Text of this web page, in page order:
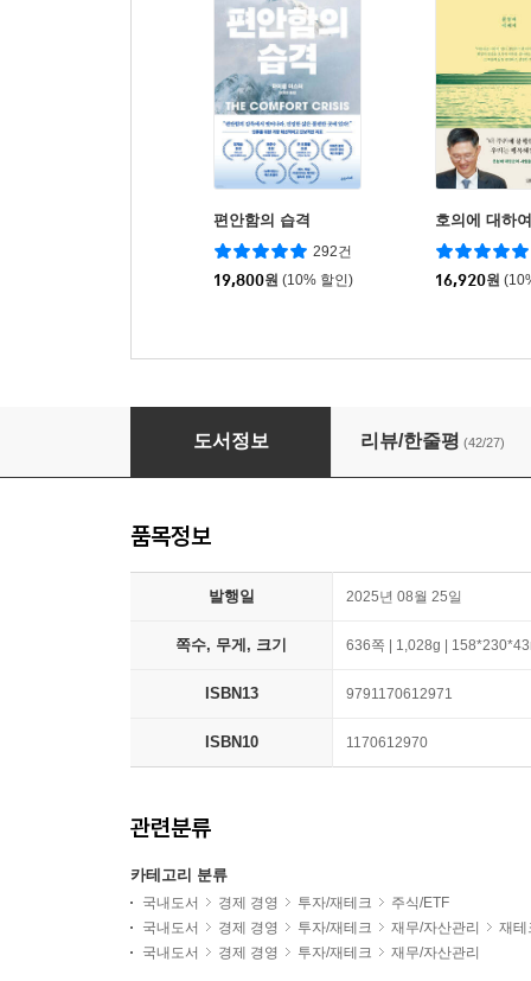
편안함의 습격
292건
19,800원 (10% 할인)
호의에 대하여
16,920원
워런 버핏과 찰리 멍거
도서정보 리뷰/한줄평 (42/27)
품목정보
발행일 2025년 08월 25일
쪽수, 무게, 크기 636쪽 | 1,028g |
ISBN13 9791170612971
ISBN10 1170612970
관련분류
카테고리 분류
국내도서 경제 경영 투자/재테크
주식/ETF
국내도서
경제 경영 투자/재테크 재무/자산관리
재테
국내도서
경제 경영 투자/재테크 재무/자산관리